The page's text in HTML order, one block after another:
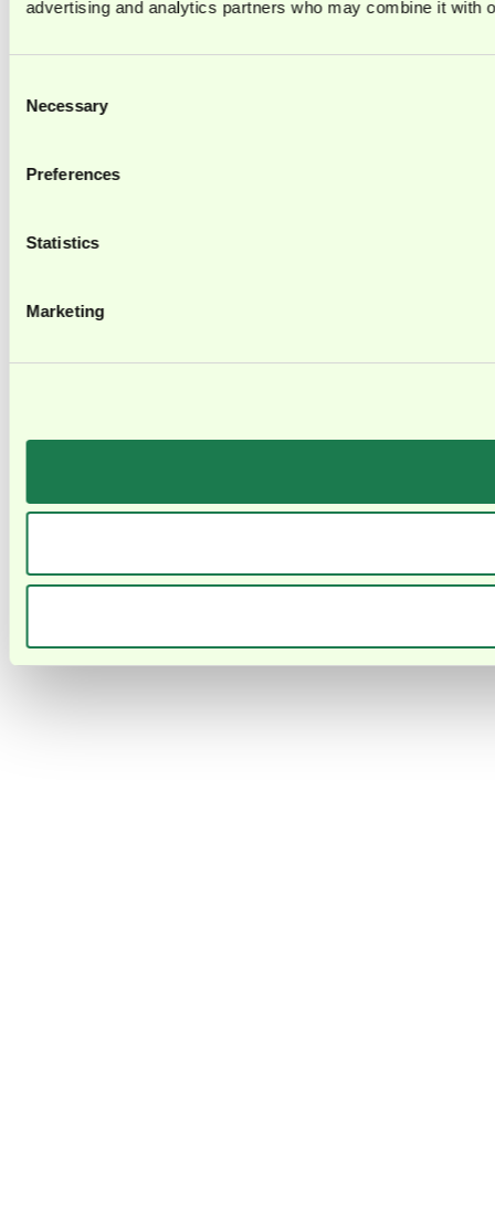
advertising and analytics partners who may combine it with
Selection
Necessary
Preferences
Statistics
Marketing